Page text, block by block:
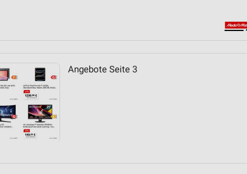
Angebote Seite 3